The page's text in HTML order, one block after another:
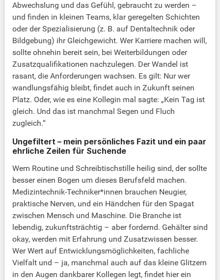
Abwechslung und das Gefühl, gebraucht zu werden –
und finden in kleinen Teams, klar geregelten Schichten
oder der Spezialisierung (z. B. auf Dentaltechnik oder
Bildgebung) ihr Gleichgewicht. Wer Karriere machen will,
sollte ohnehin bereit sein, bei Weiterbildungen oder
Zusatzqualifikationen nachzulegen. Der Wandel ist
rasant, die Anforderungen wachsen. Es gilt: Nur wer
wandlungsfähig bleibt, findet auch in Zukunft seinen
Platz. Oder, wie es eine Kollegin mal sagte: „Kein Tag ist
gleich. Und das ist manchmal Segen und Fluch
zugleich.“
Ungefiltert – mein persönliches Fazit und ein paar
ehrliche Zeilen für Suchende
Wem Routine und Schreibtischstille heilig sind, der sollte
besser einen Bogen um dieses Berufsfeld machen.
Medizintechnik-Techniker*innen brauchen Neugier,
praktische Nerven, und ein Händchen für den Spagat
zwischen Mensch und Maschine. Die Branche ist
lebendig, zukunftsträchtig – aber fordernd. Gehälter sind
okay, werden mit Erfahrung und Zusatzwissen besser.
Wer Wert auf Entwicklungsmöglichkeiten, fachliche
Vielfalt und – ja, manchmal auch auf das kleine Glitzern
in den Augen dankbarer Kollegen legt, findet hier ein